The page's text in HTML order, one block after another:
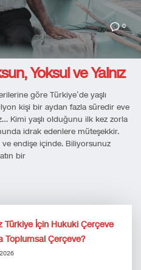
0
Yoksul ve Yalnız
göre Türkiye’de yaşlı
kişi bir aydan fazla süredir eve
Kimi yaşlı olduğunu ilk kez zorla
idrak edenlere müteşekkir.
ve endişe içinde. Biliyorsunuz
bir
Türkiye İçin Hukuki Çerçeve
Toplumsal Çerçeve?